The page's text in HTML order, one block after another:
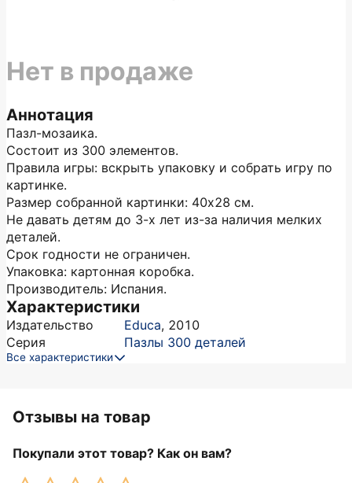
Аннотация
Пазл-мозаика.
Состоит из 300 элементов.
Правила игры: вскрыть упаковку и собрать игру по
картинке.
Размер собранной картинки: 40х28 см.
Не давать детям до 3-х лет из-за наличия мелких
деталей.
Срок годности не ограничен.
Упаковка: картонная коробка.
Производитель: Испания.
Характеристики
Издательство Educa, 2010
Серия
Пазлы 300 деталей
Все характеристики
Нет в продаже
Отзывы на товар
Покупали этот товар? Как он вам?